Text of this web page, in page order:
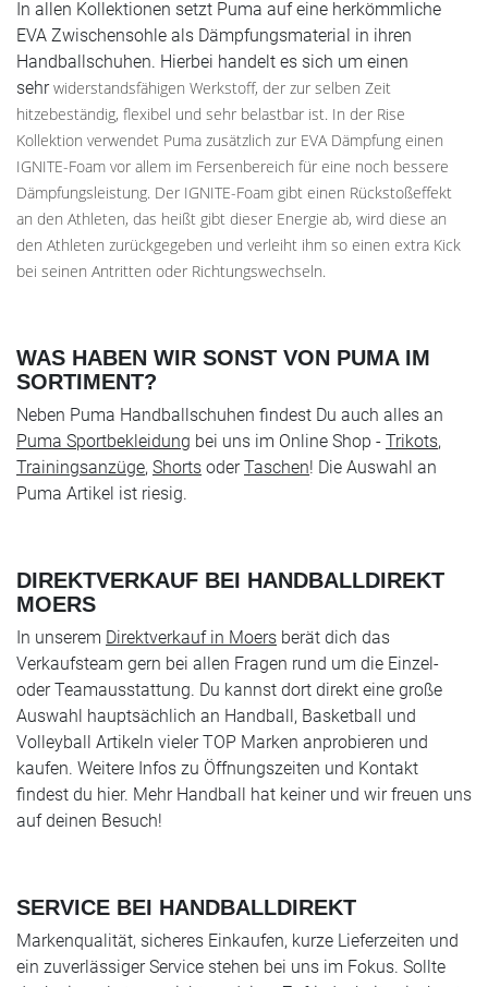
In allen Kollektionen setzt Puma auf eine herkömmliche
EVA Zwischensohle als Dämpfungsmaterial in ihren
Handballschuhen. Hierbei handelt es sich um einen
sehrwiderstandsfähigen Werkstoff, der zur selben Zeit
hitzebeständig, flexibel und sehr belastbar ist. In der Rise
Kollektion verwendet Puma zusätzlich zur EVA Dämpfung einen
IGNITE-Foam vor allem im Fersenbereich für eine noch bessere
Dämpfungsleistung. Der IGNITE-Foam gibt einen Rückstoßeffekt
an den Athleten, das heißt gibt dieser Energie ab, wird diese an
den Athleten zurückgegeben und verleiht ihm so einen extra Kick
bei seinen Antritten oder Richtungswechseln.
WAS HABEN WIR SONST VON PUMA IM
SORTIMENT?
Neben Puma Handballschuhen findest Du auch alles an
Puma Sportbekleidung bei uns im Online Shop - Trikots,
Trainingsanzüge, Shorts oderTaschen! Die Auswahl an
Puma Artikel ist riesig.
DIREKTVERKAUF BEI HANDBALLDIREKT
MOERS
In unserem Direktverkauf in Moers berät dich das
Verkaufsteam gern bei allen Fragen rund um die Einzel-
oder Teamausstattung. Du kannst dort direkt eine große
Auswahl hauptsächlich an Handball, Basketball und
Volleyball Artikeln vieler TOP Marken anprobieren und
kaufen. Weitere Infos zu Öffnungszeiten und Kontakt
findest du hier. Mehr Handball hat keiner und wir freuen uns
auf deinen Besuch!
SERVICE BEI HANDBALLDIREKT
Markenqualität, sicheres Einkaufen, kurze Lieferzeiten und
ein zuverlässiger Service stehen bei uns im Fokus. Sollte